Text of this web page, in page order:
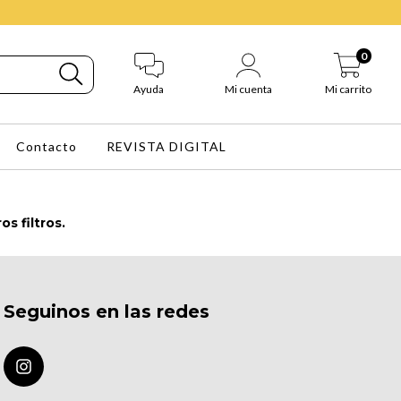
Ayuda Mi cuenta Mi carrito
0
Contacto REVISTA DIGITAL
filtros.
Seguinos en las redes